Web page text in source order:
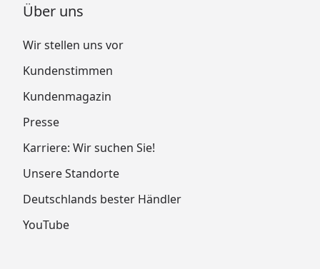
Über uns
Wir stellen uns vor
Kundenstimmen
Kundenmagazin
Presse
Karriere: Wir suchen Sie!
Unsere Standorte
Deutschlands bester Händler
YouTube